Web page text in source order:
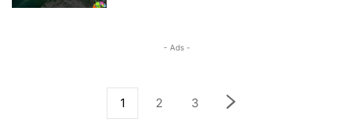
- Ads -
1 2 3